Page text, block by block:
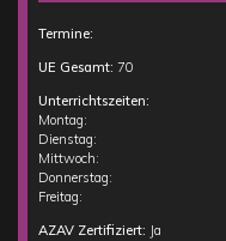
Termine:
UE Gesamt: 70
Unterrichtszeiten:
Montag:
Dienstag:
Mittwoch:
Donnerstag:
Freitag:
AZAV Zertifiziert: Ja